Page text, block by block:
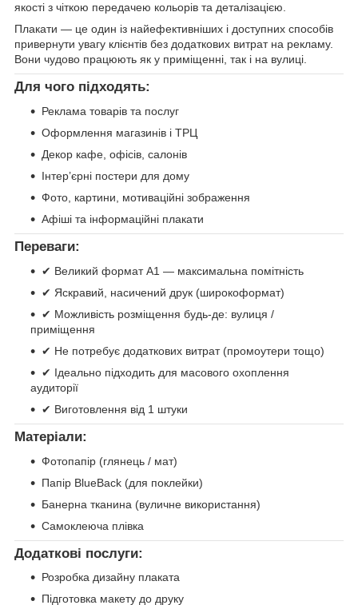
якості з чіткою передачею кольорів та деталізацією.
Плакати — це один із найефективніших і доступних способів
привернути увагу клієнтів без додаткових витрат на рекламу.
Вони чудово працюють як у приміщенні, так і на вулиці.
Для чого підходять:
Реклама товарів та послуг
Оформлення магазинів і ТРЦ
Декор кафе, офісів, салонів
Інтер’єрні постери для дому
Фото, картини, мотиваційні зображення
Афіші та інформаційні плакати
Переваги:
✔ Великий формат А1 — максимальна помітність
✔ Яскравий, насичений друк (широкоформат)
✔ Можливість розміщення будь-де: вулиця /
приміщення
✔ Не потребує додаткових витрат (промоутери тощо)
✔ Ідеально підходить для масового охоплення
аудиторії
✔ Виготовлення від 1 штуки
Матеріали:
Фотопапір (глянець / мат)
Папір BlueBack (для поклейки)
Банерна тканина (вуличне використання)
Самоклеюча плівка
Додаткові послуги:
Розробка дизайну плаката
Підготовка макету до друку